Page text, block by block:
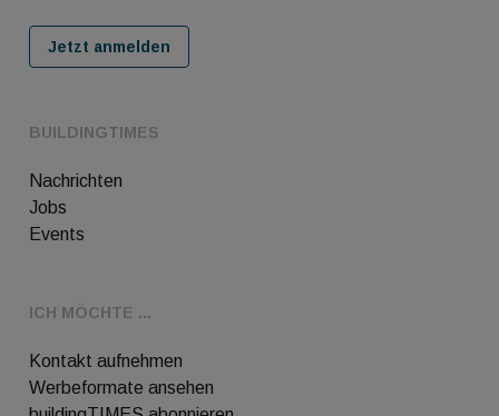
BUILDINGTIMES
Nachrichten
Jobs
Events
ICH MÖCHTE ...
Kontakt aufnehmen
Werbeformate ansehen
Jetzt anmelden